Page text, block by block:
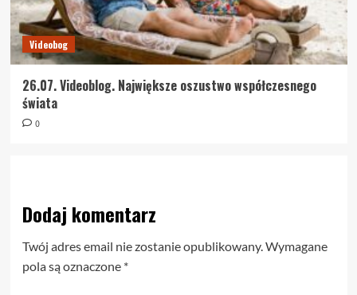
Videobog
26.07. Videoblog. Największe oszustwo współczesnego
świata
0
Dodaj komentarz
Twój adres email nie zostanie opublikowany.Wymagane
pola są oznaczone *